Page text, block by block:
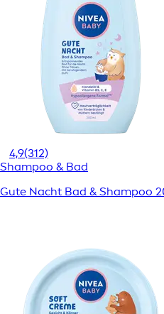
4,9(312)
Shampoo & Bad
Gute Nacht Bad & Shampoo